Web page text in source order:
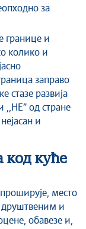
за
границе и
колико и
заправо
стазе развија
,,НЕ” од стране
и
код куће
проширује, место
друштвеним и
обавезе и,